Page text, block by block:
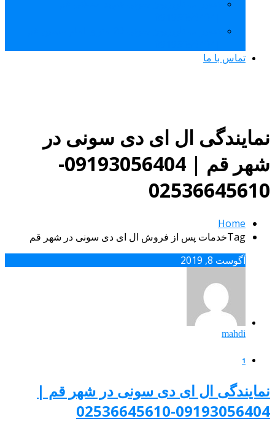
تماس با ما
نمایندگی ال ای دی سونی در
شهر قم | 09193056404-
02536645610
Home
Tagخدمات پس از فروش ال ای دی سونی در شهر قم
آگوست 8, 2019
mahdi
1
نمایندگی ال ای دی سونی در شهر قم |
09193056404-02536645610